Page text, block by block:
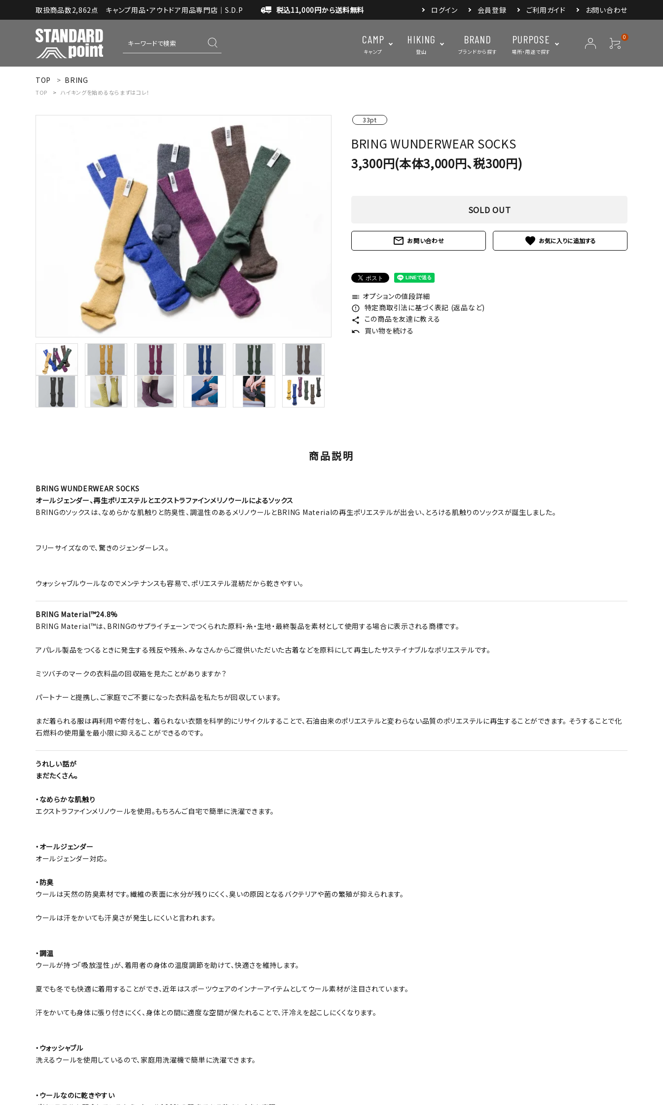
取扱商品数2,862点 キャンプ用品・アウトドア用品専門店｜S.D.P 税込11,000円から送料無料 ログイン 会員登録 ご利用ガイド お問い合わせ
CAMP
キャンプ
テント・タープ
マット・グランドシート
アウトドアスパイス
HIKING
登山
BRAND
ブランドから探す
PURPOSE
場所・用途で探す
0
TOP BRING
TOP ハイキングを始めるならまずはコレ！
33pt
BRING WUNDERWEAR SOCKS
3,300円(本体3,000円、税300円)
SOLD OUT
mail_outline お問い合わせ favorite
toc オプションの値段詳細
error_outline 特定商取引法に基づく表記 (返品など)
share この商品を友達に教える
undo 買い物を続ける
商品説明
BRING WUNDERWEAR SOCKS
オールジェンダー、再生ポリエステルとエクストラファインメリノウールによるソックス
BRINGのソックスは、なめらかな肌触りと防臭性、調温性のあるメリノウールとBRING Materialの再生ポリエステルが出会い、とろける肌触りのソックスが誕生しました。
フリーサイズなので、驚きのジェンダーレス。
ウォッシャブルウールなのでメンテナンスも容易で、ポリエステル混紡だから乾きやすい。
BRING Material™24.8%
BRING Material™は、BRINGのサプライチェーンでつくられた原料・糸・生地・最終製品を素材として使用する場合に表示される商標です。
アパレル製品をつくるときに発生する残反や残糸、みなさんからご提供いただいた古着などを原料にして再生したサステイナブルなポリエステルです。
ミツバチのマークの衣料品の回収箱を見たことがありますか？
パートナーと提携し、ご家庭でご不要になった衣料品を私たちが回収しています。
まだ着られる服は再利用や寄付をし、 着られない衣類を科学的にリサイクルすることで、石油由来のポリエステルと変わらない品質のポリエステルに再生することができます。 そうすることで化
石燃料の使用量を最小限に抑えることができるのです。
うれしい話が
まだたくさん。
・なめらかな肌触り
エクストラファインメリノウールを使用。もちろんご自宅で簡単に洗濯できます。
・オールジェンダー
オールジェンダー対応。
・防臭
ウールは天然の防臭素材です。繊維の表面に水分が残りにくく、臭いの原因となるバクテリアや菌の繁殖が抑えられます。
ウールは汗をかいても汗臭さが発生しにくいと言われます。
・調温
ウールが持つ「吸放湿性」が、着用者の身体の温度調節を助けて、快適さを維持します。
夏でも冬でも快適に着用することができ、近年はスポーツウェアのインナーアイテムとしてウール素材が注目されています。
汗をかいても身体に張り付きにくく、身体との間に適度な空間が保たれることで、汗冷えを起こしにくくなります。
・ウォッシャブル
洗えるウールを使用しているので、家庭用洗濯機で簡単に洗濯できます。
・ウールなのに乾きやすい